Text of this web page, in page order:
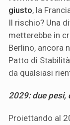
giusto, la
Il rischio? Una
metterebbe in
Berlino, ancora
Patto di
da qualsiasi
2029: due pesi,
Proiettando al